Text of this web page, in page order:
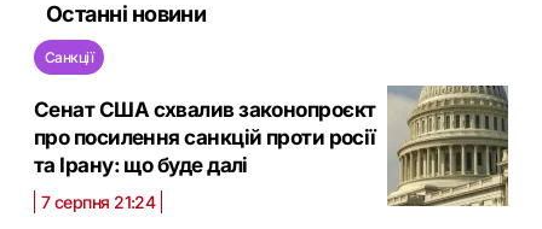
Останні новини
Санкції
Сенат США схвалив законопроєкт
про посилення санкцій проти росії
та Ірану: що буде далі
7 серпня 21:24